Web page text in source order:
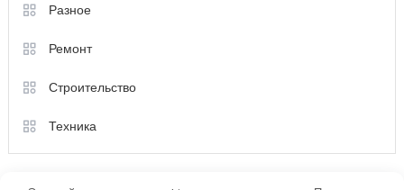
Разное
Ремонт
Строительство
Техника